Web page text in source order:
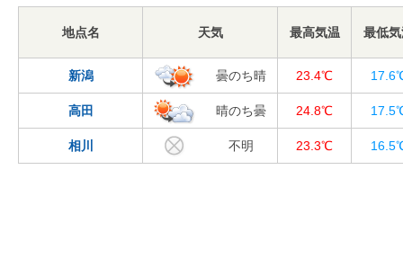
地点名 天気 最高気温 最低
新潟 曇のち晴 23.4℃
高田 晴のち曇 24.8℃
相川 不明 23.3℃